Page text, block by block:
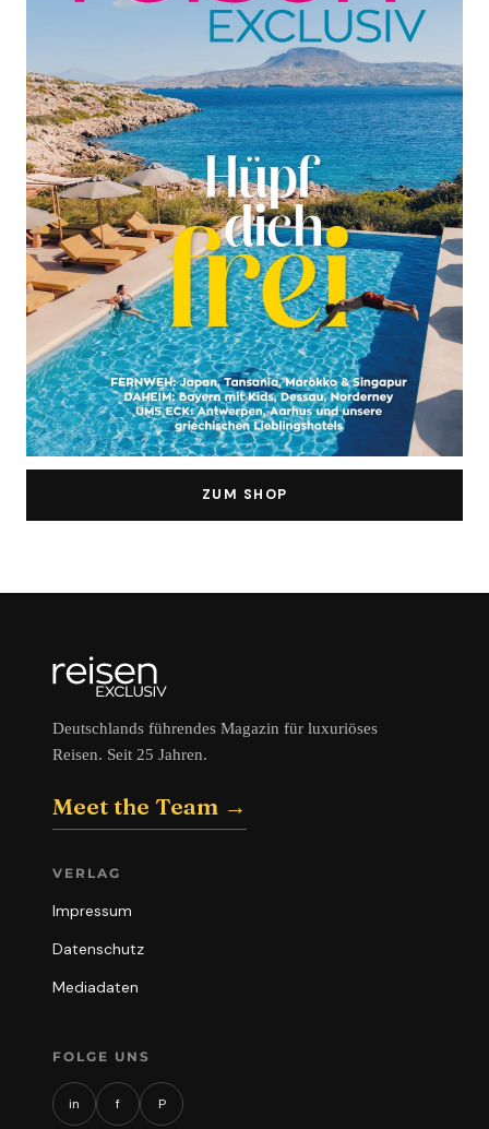
ZUM SHOP
Deutschlands führendes Magazin für luxuriöses
Reisen. Seit 25 Jahren.
Meet the Team →
VERLAG
Impressum
Datenschutz
Mediadaten
FOLGE UNS
in f P